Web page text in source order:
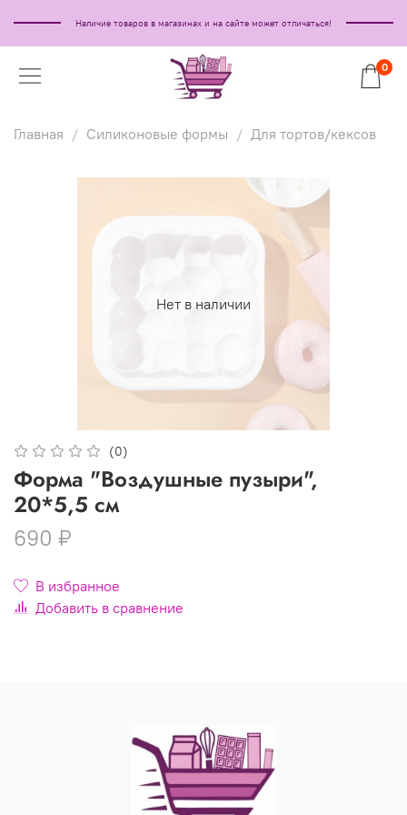
Наличие товаров в магазинах и на сайте может отличаться!
0
Главная Силиконовые формы Для тортов/кексов
Нет в наличии
(0)
Форма "Воздушные пузыри",
20*5,5 см
690 ₽
В избранное
Добавить в сравнение